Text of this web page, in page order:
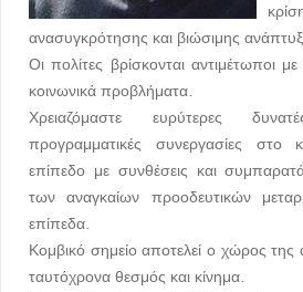
ανασυγκρότησης και βιώσιμης
Οι πολίτες βρίσκονται αντιμέτωποι
κοινωνικά προβλήματα.
Χρειαζόμαστε ευρύτερες
προγραμματικές συνεργασίες στο
επίπεδο με συνθέσεις και
των αναγκαίων προοδευτικών
επίπεδα.
Κομβικό σημείο αποτελεί ο χώρος της
ταυτόχρονα θεσμός και κίνημα.